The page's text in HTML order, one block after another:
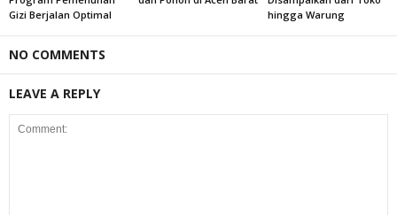
Gizi Berjalan Optimal
hingga Warung
NO COMMENTS
LEAVE A REPLY